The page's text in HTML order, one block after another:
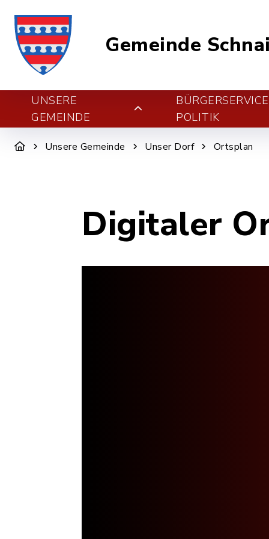
Gemeinde
UNSERE
GEMEINDE
POLITIK
Unsere Gemeinde Unser Dorf Ortsplan
Digitaler